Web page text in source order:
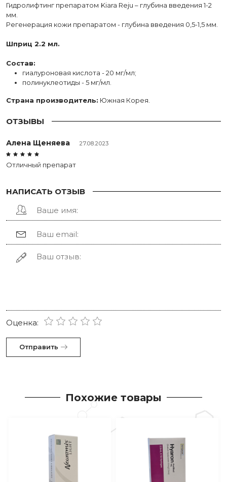
Гидролифтинг препаратом Kiara Reju – глубина введения 1-2
мм.
Регенерация кожи препаратом - глубина введения 0,5-1,5 мм.
Шприц 2.2 мл.
Состав:
гиалуроновая кислота - 20 мг/мл;
полинуклеотиды - 5 мг/мл.
Страна производитель: Южная Корея.
ОТЗЫВЫ
Алена Щеняева 27.08.2023
Отличный препарат
НАПИСАТЬ ОТЗЫВ
Оценка:
Отправить
Похожие товары